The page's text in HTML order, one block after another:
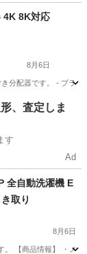
4K 8K対応
8月6日
分配器です。 - ブラ
、査定しま
す
Ad
全自動洗濯機 E
取り
8月6日
【商品情報】 ・メ